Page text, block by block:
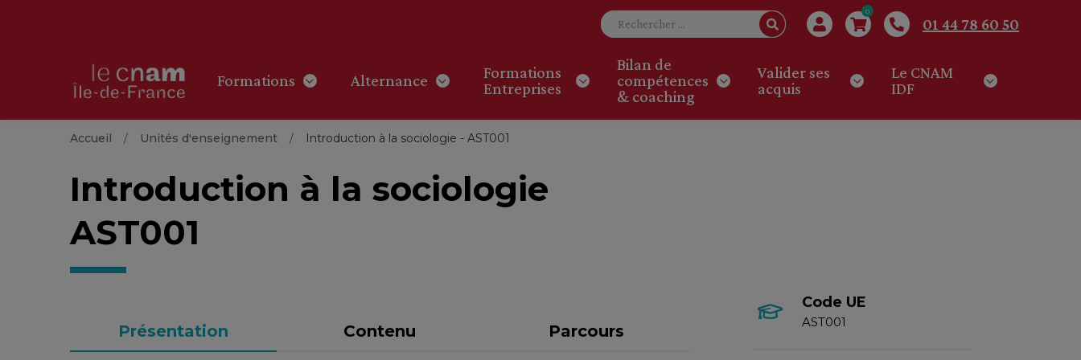
0
01 44 78 60 50
Formations Alternance
Formations
Entreprises
Bilan de
compétences
& coaching
Valider ses
acquis
Le CNAM
IDF
Accueil Unités d'enseignement Introduction à la sociologie - AST001
Introduction à la sociologie
AST001
Présentation Contenu Parcours
Code UE
AST001